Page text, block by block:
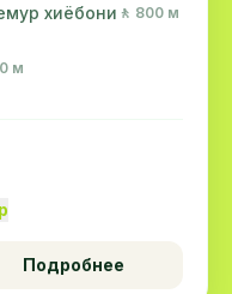
хиёбони 🚶 800 м
м
Подробнее